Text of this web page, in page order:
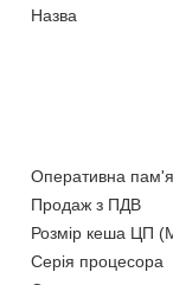
Назва
Оперативна
Продаж з ПДВ
Розмір кеша ЦП
Серія процесора